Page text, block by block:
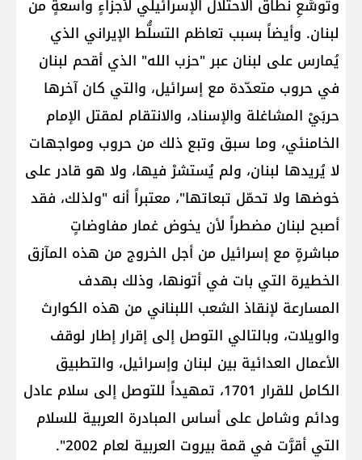
وتوسُّعِ نطاق الاحتلال الإسرائيلي لأجزاءٍ واسعةٍ من
لبنان. وأيضاً بسبب تعاظم التسلُّط الإيراني الذي
يُمارس على لبنان عبر "​حزب الله​" الذي أقحم لبنان
في حروب متعدّدة مع إسرائيل، والتي كان آخرها
حربَيْ المشاغلة والإسناد، والانتقام لمقتل الإمام
الخامنئي، وما سبق وتبع ذلك من حروب ومواجهات
لا يُريدها لبنان، ولم يُستشرْ فيها، ولا هو قادر على
خوضها ولا تحمّل تبعاتها"، معتبراً أنه "ولذلك، فقد
أصبح لبنان مضطراً لأن يخوض غمار مفاوضاتٍ
مباشرةٍ مع إسرائيل من أجل الخروج من هذه المآزق
الخطيرة التي بات في أتونها، وذلك بهدف
المسارعة لإنقاذ الشعب اللبناني من هذه الكوارث
والويلات، وبالتالي التوصل إلى إقرار إطار لوقف
الأعمال العدائية بين لبنان وإسرائيل، والتطبيق
الكامل للقرار 1701، تمهيداً للتوصل إلى سلام عادل
ودائم وشامل على أساس المبادرة العربية للسلام
التي أقرَّت في قمة بيروت العربية لعام 2002".